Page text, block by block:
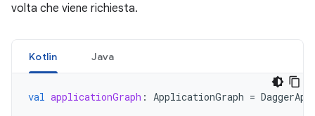
volta che viene richiesta.
Kotlin Java
val applicationGraph : ApplicationGraph =